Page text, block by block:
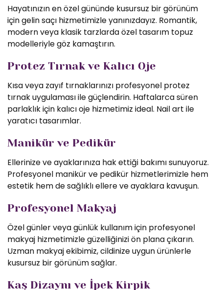
Hayatınızın en özel gününde kusursuz bir görünüm
için gelin saçı hizmetimizle yanınızdayız. Romantik,
modern veya klasik tarzlarda özel tasarım topuz
modelleriyle göz kamaştırın.
Protez Tırnak ve Kalıcı Oje
Kısa veya zayıf tırnaklarınızı profesyonel protez
tırnak uygulaması ile güçlendirin. Haftalarca süren
parlaklık için kalıcı oje hizmetimiz ideal. Nail art ile
yaratıcı tasarımlar.
Manikür ve Pedikür
Ellerinize ve ayaklarınıza hak ettiği bakımı sunuyoruz.
Profesyonel manikür ve pedikür hizmetlerimizle hem
estetik hem de sağlıklı ellere ve ayaklara kavuşun.
Profesyonel Makyaj
Özel günler veya günlük kullanım için profesyonel
makyaj hizmetimizle güzelliğinizi ön plana çıkarın.
Uzman makyaj ekibimiz, cildinize uygun ürünlerle
kusursuz bir görünüm sağlar.
Kaş Dizaynı ve İpek Kirpik